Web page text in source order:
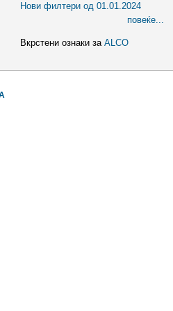
Нови филтери од 01.01.2024
повеќе...
Вкрстени ознаки за ALCO